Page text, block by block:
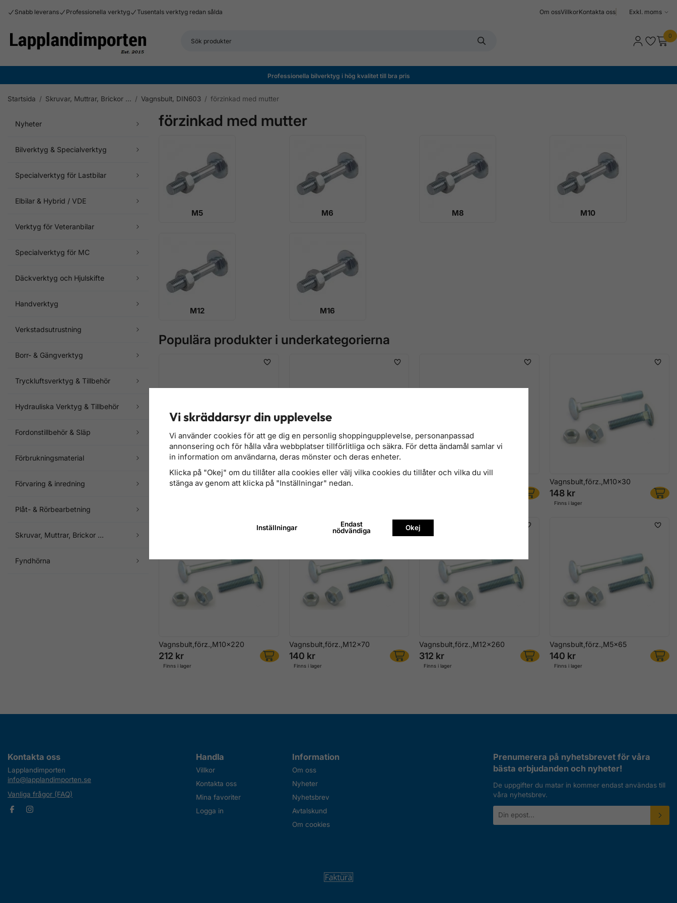
Snabb leverans Professionella verktyg Tusentals verktyg redan sålda Om ossVillkorKontakta oss
Välj
0
Professionella bilverktyg i hög kvalitet till bra pris
Startsida / Skruvar, Muttrar, Brickor ... / Vagnsbult, DIN603 / förzinkad med mutter
Nyheter
Bilverktyg & Specialverktyg
Specialverktyg för Lastbilar
Elbilar & Hybrid / VDE
Verktyg för Veteranbilar
Specialverktyg för MC
Däckverktyg och Hjulskifte
Handverktyg
Verkstadsutrustning
Borr- & Gängverktyg
Tryckluftsverktyg & Tillbehör
Hydrauliska Verktyg & Tillbehör
Fordonstillbehör & Släp
Förbrukningsmaterial
Förvaring & inredning
Plåt- & Rörbearbetning
Skruvar, Muttrar, Brickor ...
Fyndhörna
förzinkad med mutter
M5 M6 M8 M10
M12 M16
Populära produkter i underkategorierna
Vagnsbult,förz.,M5x60 Vagnsbult,förz.,M6x100 Vagnsbult,förz.,M10x30
148 kr
Finns i lager
Vagnsbult,förz.,M10x220
212 kr
Finns i lager
Vagnsbult,förz.,M12x70
140 kr
Finns i lager
Vagnsbult,förz.,M12x260
312 kr
Finns i lager
Vagnsbult,förz.,M5x65
140 kr
Finns i lager
Kontakta oss
Lapplandimporten
info@lapplandimporten.se
Vanliga frågor (FAQ)
Handla
Villkor
Kontakta oss
Mina favoriter
Logga in
Information
Om oss
Nyheter
Nyhetsbrev
Avtalskund
Om cookies
Prenumerera på nyhetsbrevet för våra
bästa erbjudanden och nyheter!
De uppgifter du matar in kommer endast användas till
våra nyhetsbrev.
postadress
Vi skräddarsyr din upplevelse
Vi använder cookies för att ge dig en personlig shoppingupplevelse, personanpassad
annonsering och för hålla våra webbplatser tillförlitliga och säkra. För detta ändamål samlar vi
in information om användarna, deras mönster och deras enheter.
Klicka på "Okej" om du tillåter alla cookies eller välj vilka cookies du tillåter och vilka du vill
stänga av genom att klicka på "Inställningar" nedan.
Inställningar
Endast
nödvändiga
Okej